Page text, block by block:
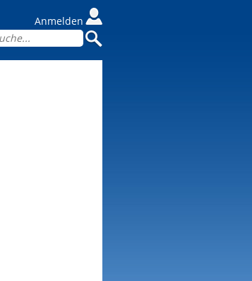
Anmelden